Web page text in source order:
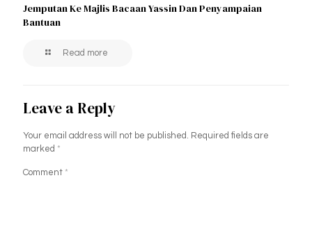
Jemputan Ke Majlis Bacaan Yassin Dan Penyampaian
Bantuan
Read more
Leave a Reply
Your email address will not be published.
Required fields are
marked *
Comment *